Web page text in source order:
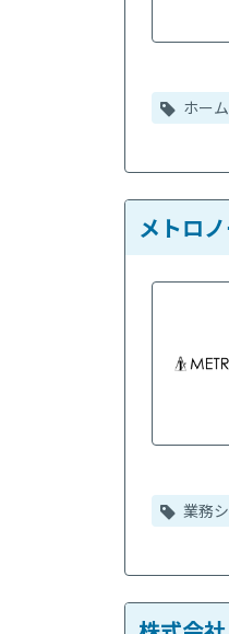
ホー
メトロ
業務